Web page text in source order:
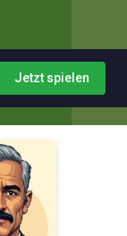
Jetzt spielen